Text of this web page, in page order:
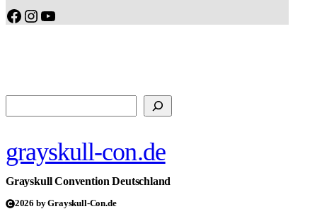
Facebook
Instagram
YouTube
grayskull-con.de
Grayskull Convention Deutschland
2026 by Grayskull-Con.de